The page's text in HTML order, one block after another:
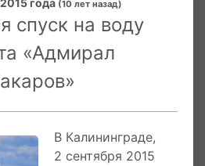
в торжественном
морского флота РФ.
началась завершающая
испытаний корабля
Ранее фрегат показал
качества и слаженную
года (10 лет назад)
спуск на воду
«Адмирал
В Калининграде,
2 сентября 2015